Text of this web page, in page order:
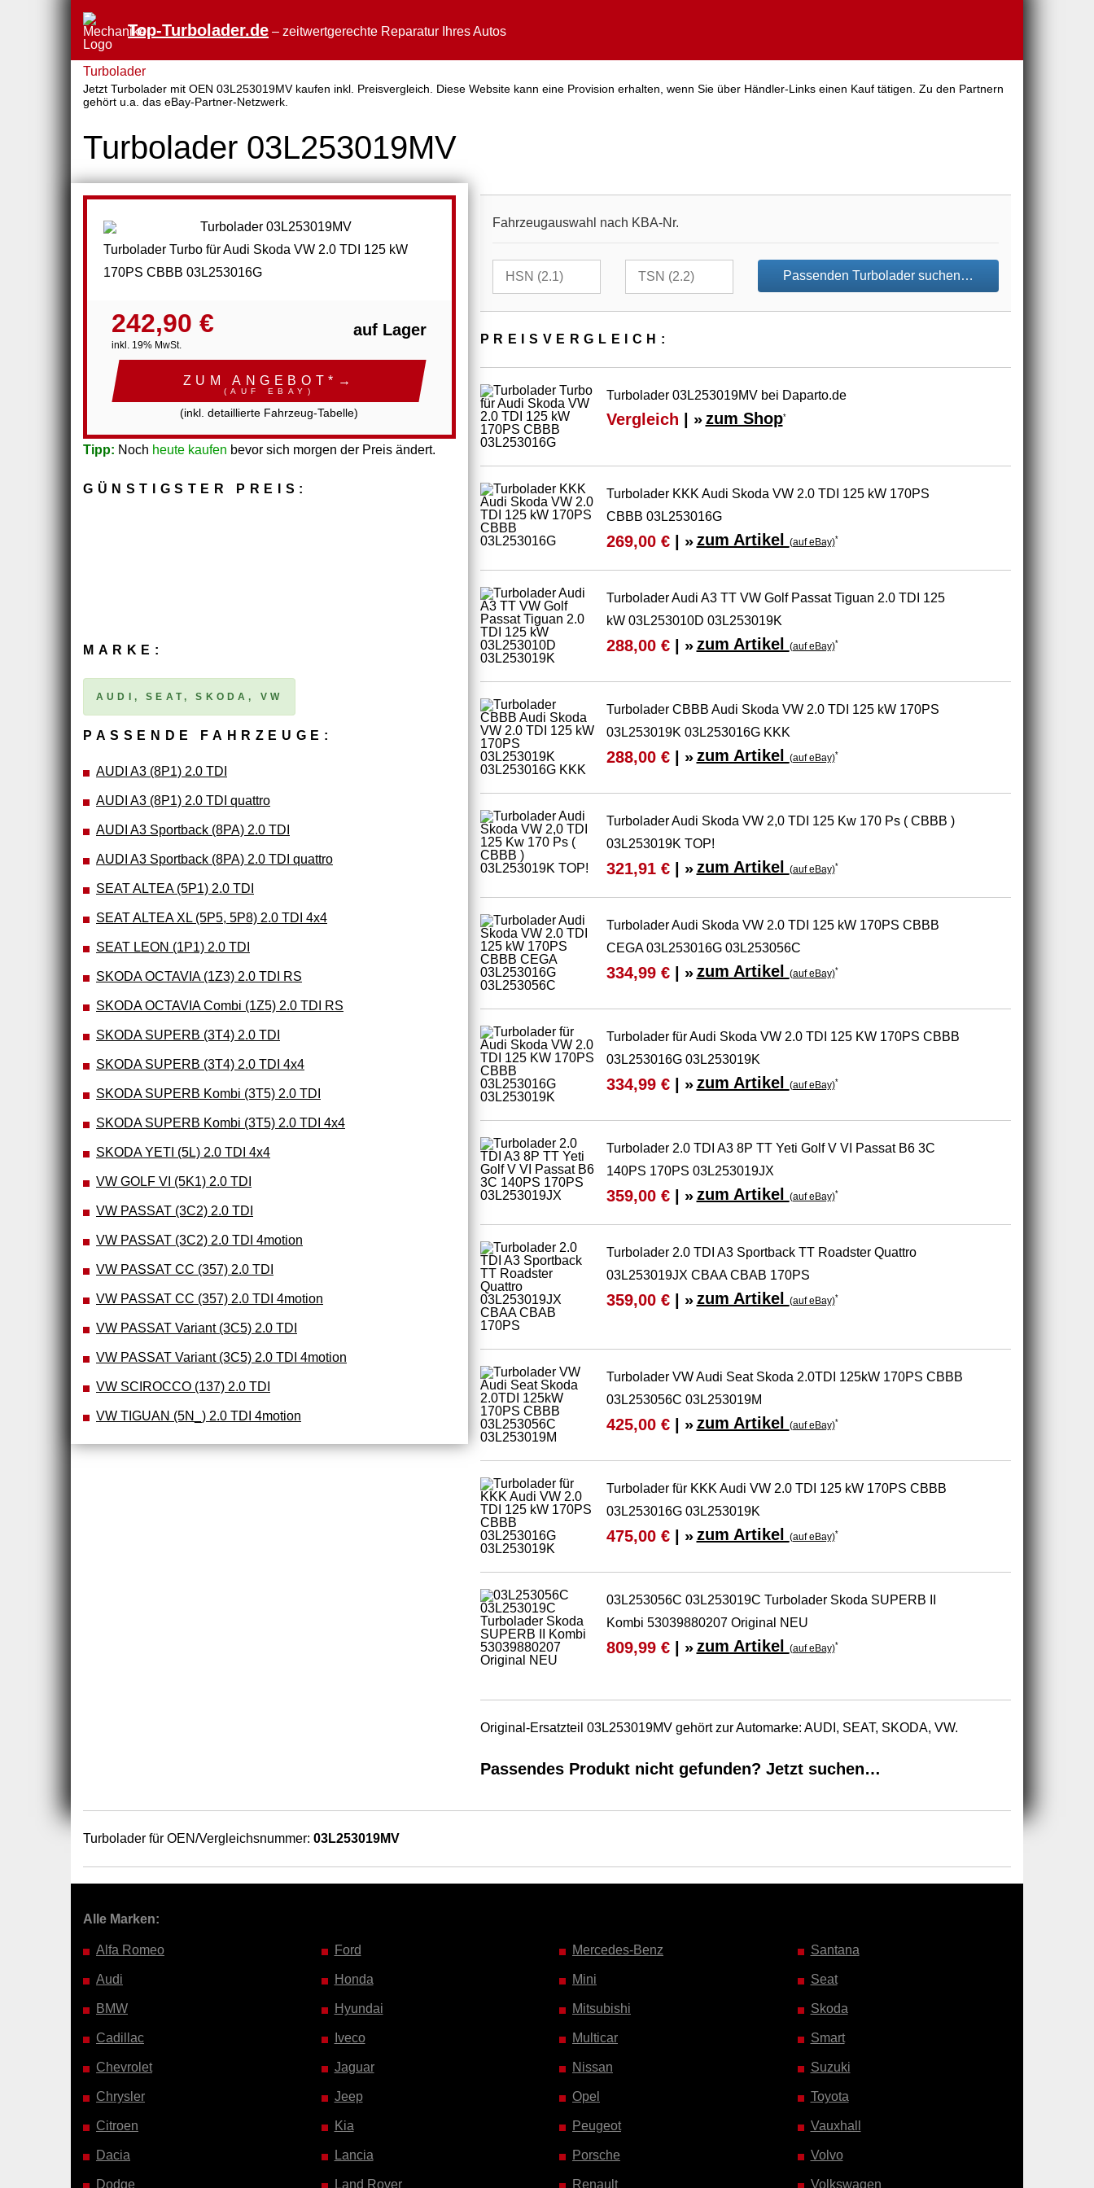
Top-Turbolader.de – zeitwertgerechte Reparatur Ihres Autos
Turbolader
Jetzt Turbolader mit OEN 03L253019MV kaufen inkl. Preisvergleich. Diese Website kann eine Provision erhalten, wenn Sie über Händler-Links einen Kauf tätigen. Zu den Partnern
gehört u.a. das eBay-Partner-Netzwerk.
Turbolader 03L253019MV
Turbolader Turbo für Audi Skoda VW 2.0 TDI 125 kW
170PS CBBB 03L253016G
242,90 €
inkl. 19% MwSt.
auf Lager
ZUM ANGEBOT*→
(AUF EBAY)
(inkl. detaillierte Fahrzeug-Tabelle)
Tipp: Noch heute kaufen bevor sich morgen der Preis ändert.
GÜNSTIGSTER PREIS:
MARKE:
AUDI, SEAT, SKODA, VW
PASSENDE FAHRZEUGE:
AUDI A3 (8P1) 2.0 TDI
AUDI A3 (8P1) 2.0 TDI quattro
AUDI A3 Sportback (8PA) 2.0 TDI
AUDI A3 Sportback (8PA) 2.0 TDI quattro
SEAT ALTEA (5P1) 2.0 TDI
SEAT ALTEA XL (5P5, 5P8) 2.0 TDI 4x4
SEAT LEON (1P1) 2.0 TDI
SKODA OCTAVIA (1Z3) 2.0 TDI RS
SKODA OCTAVIA Combi (1Z5) 2.0 TDI RS
SKODA SUPERB (3T4) 2.0 TDI
SKODA SUPERB (3T4) 2.0 TDI 4x4
SKODA SUPERB Kombi (3T5) 2.0 TDI
SKODA SUPERB Kombi (3T5) 2.0 TDI 4x4
SKODA YETI (5L) 2.0 TDI 4x4
VW GOLF VI (5K1) 2.0 TDI
VW PASSAT (3C2) 2.0 TDI
VW PASSAT (3C2) 2.0 TDI 4motion
VW PASSAT CC (357) 2.0 TDI
VW PASSAT CC (357) 2.0 TDI 4motion
VW PASSAT Variant (3C5) 2.0 TDI
VW PASSAT Variant (3C5) 2.0 TDI 4motion
VW SCIROCCO (137) 2.0 TDI
VW TIGUAN (5N_) 2.0 TDI 4motion
Fahrzeugauswahl nach KBA-Nr.
Passenden Turbolader suchen…
PREIS­VER­GLEICH:
Turbolader 03L253019MV bei Daparto.de
Vergleich | » zum Shop*
Turbolader KKK Audi Skoda VW 2.0 TDI 125 kW 170PS
CBBB 03L253016G
269,00 €| » zum Artikel (auf eBay)*
Turbolader Audi A3 TT VW Golf Passat Tiguan 2.0 TDI 125
kW 03L253010D 03L253019K
288,00 €| » zum Artikel (auf eBay)*
Turbolader CBBB Audi Skoda VW 2.0 TDI 125 kW 170PS
03L253019K 03L253016G KKK
288,00 €| » zum Artikel (auf eBay)*
Turbolader Audi Skoda VW 2,0 TDI 125 Kw 170 Ps ( CBBB )
03L253019K TOP!
321,91 €| » zum Artikel (auf eBay)*
Turbolader Audi Skoda VW 2.0 TDI 125 kW 170PS CBBB
CEGA 03L253016G 03L253056C
334,99 €| » zum Artikel (auf eBay)*
Turbolader für Audi Skoda VW 2.0 TDI 125 KW 170PS CBBB
03L253016G 03L253019K
334,99 €| » zum Artikel (auf eBay)*
Turbolader 2.0 TDI A3 8P TT Yeti Golf V VI Passat B6 3C
140PS 170PS 03L253019JX
359,00 €| » zum Artikel (auf eBay)*
Turbolader 2.0 TDI A3 Sportback TT Roadster Quattro
03L253019JX CBAA CBAB 170PS
359,00 €| » zum Artikel (auf eBay)*
Turbolader VW Audi Seat Skoda 2.0TDI 125kW 170PS CBBB
03L253056C 03L253019M
425,00 €| » zum Artikel (auf eBay)*
Turbolader für KKK Audi VW 2.0 TDI 125 kW 170PS CBBB
03L253016G 03L253019K
475,00 €| » zum Artikel (auf eBay)*
03L253056C 03L253019C Turbolader Skoda SUPERB II
Kombi 53039880207 Original NEU
809,99 €| » zum Artikel (auf eBay)*
Original-Ersatzteil 03L253019MV gehört zur Automarke: AUDI, SEAT, SKODA, VW.
Passendes Produkt nicht gefunden? Jetzt suchen…
Turbolader für OEN/Vergleichsnummer: 03L253019MV
Alle Marken:
Alfa Romeo
Audi
BMW
Cadillac
Chevrolet
Chrysler
Citroen
Dacia
Dodge
Ford
Honda
Hyundai
Iveco
Jaguar
Jeep
Kia
Lancia
Land Rover
Mercedes-Benz
Mini
Mitsubishi
Multicar
Nissan
Opel
Peugeot
Porsche
Renault
Santana
Seat
Skoda
Smart
Suzuki
Toyota
Vauxhall
Volvo
Volkswagen